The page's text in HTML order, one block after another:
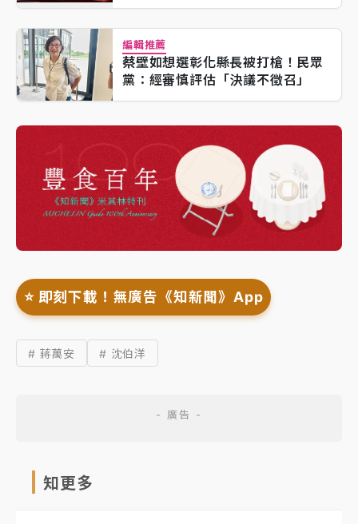
編輯推薦
蔡壁如想選彰化縣長被打槍！民眾
黨：經審慎評估「決議不徵召」
⭐️ 即刻下載！無廣告《知新聞》App
# 蔣萬安 # 沈伯洋
知更多